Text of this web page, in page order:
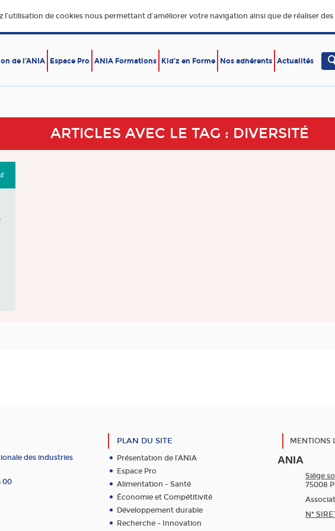
de cookies nous permettant d’améliorer votre navigation ainsi que de réaliser
de l’ANIA Espace Pro ANIA Formations Kid’z en Forme Nos adhérents Actualités
ARTICLES AVEC LE TAG : DIVERSITÉ
des industries
00
PLAN DU SITE
Présentation de l’ANIA
Espace Pro
Alimentation – Santé
Économie et Compétitivité
Développement durable
Recherche – Innovation
MENTIONS
ANIA
Siège
75008
N*